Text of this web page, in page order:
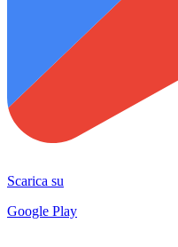
Scarica su
Google Play